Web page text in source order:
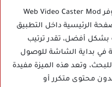
يوفر Web Video Caster Mod
الرئيسية داخل التطبيق
بشكل أفضل، تقدر ترتيب
في بداية الشاشة للوصول
وتعد هذه الميزة مفيدة
محتوى متكرر أو